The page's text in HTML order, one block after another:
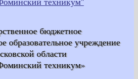
бюджетное
образовательное учреждение
области
техникум»